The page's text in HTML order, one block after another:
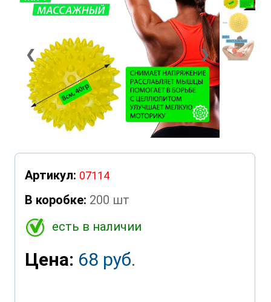
❮ ❯
Артикул: 07114
В коробке: 200 шт
есть в наличии
Цена: 68 руб.